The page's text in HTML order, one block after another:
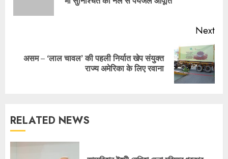
Next
Next
असम – ‘लाल चावल’ की पहली निर्यात खेप संयुक्त
राज्य अमेरिका के लिए रवाना
RELATED NEWS